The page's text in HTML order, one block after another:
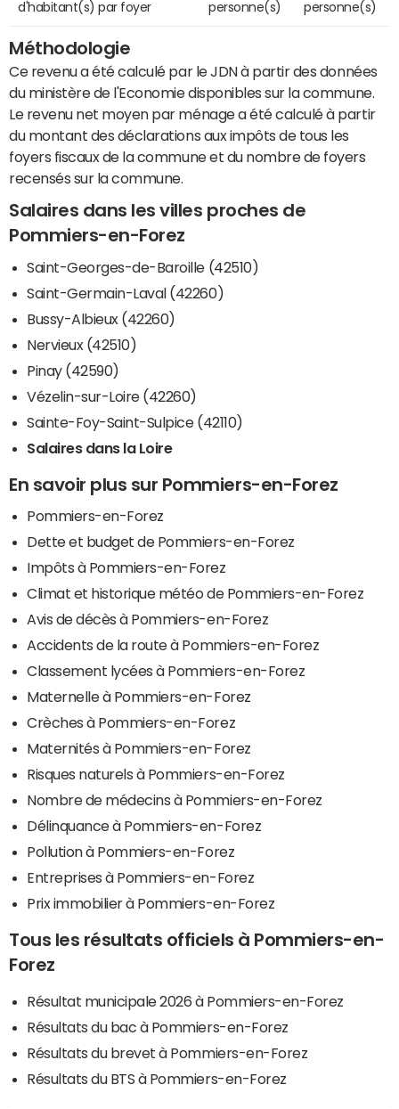
d'habitant(s) par foyer
personne(s)
personne(s)
Méthodologie
Ce revenu a été calculé par le JDN à partir des données
du ministère de l'Economie disponibles sur la commune.
Le revenu net moyen par ménage a été calculé à partir
du montant des déclarations aux impôts de tous les
foyers fiscaux de la commune et du nombre de foyers
recensés sur la commune.
Salaires dans les villes proches de
Pommiers-en-Forez
Saint-Georges-de-Baroille (42510)
Saint-Germain-Laval (42260)
Bussy-Albieux (42260)
Nervieux (42510)
Pinay (42590)
Vézelin-sur-Loire (42260)
Sainte-Foy-Saint-Sulpice (42110)
Salaires dans la Loire
En savoir plus sur Pommiers-en-Forez
Pommiers-en-Forez
Dette et budget de Pommiers-en-Forez
Impôts à Pommiers-en-Forez
Climat et historique météo de Pommiers-en-Forez
Avis de décès à Pommiers-en-Forez
Accidents de la route à Pommiers-en-Forez
Classement lycées à Pommiers-en-Forez
Maternelle à Pommiers-en-Forez
Crèches à Pommiers-en-Forez
Maternités à Pommiers-en-Forez
Risques naturels à Pommiers-en-Forez
Nombre de médecins à Pommiers-en-Forez
Délinquance à Pommiers-en-Forez
Pollution à Pommiers-en-Forez
Entreprises à Pommiers-en-Forez
Prix immobilier à Pommiers-en-Forez
Tous les résultats officiels à Pommiers-en-
Forez
Résultat municipale 2026 à Pommiers-en-Forez
Résultats du bac à Pommiers-en-Forez
Résultats du brevet à Pommiers-en-Forez
Résultats du BTS à Pommiers-en-Forez